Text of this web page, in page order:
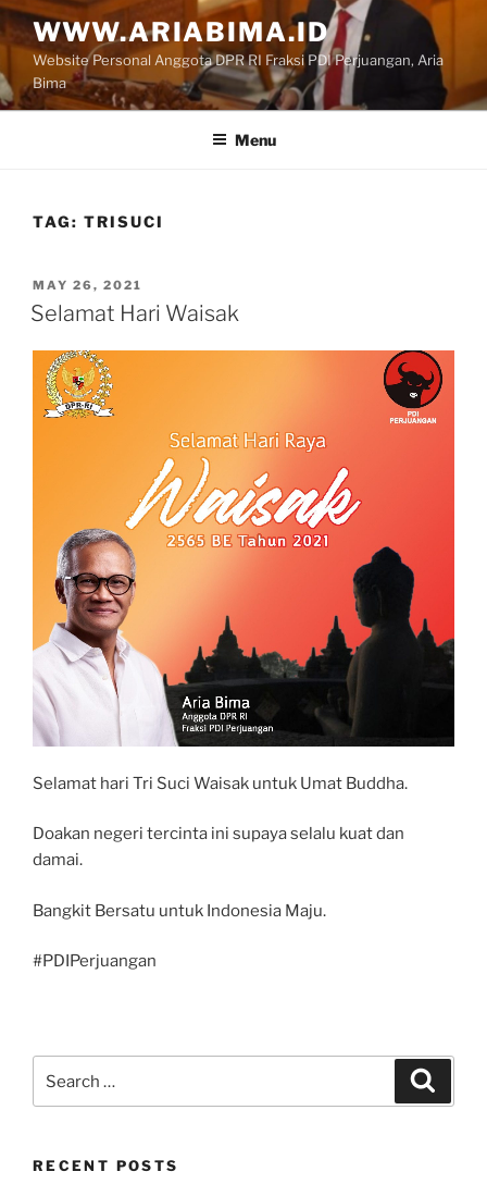
Skip
to
content
WWW.ARIABIMA.ID
Website Personal Anggota DPR RI Fraksi PDI Perjuangan, Aria
Bima
Menu
TAG: TRISUCI
POSTED
ON
MAY 26, 2021
Selamat Hari Waisak
Selamat hari Tri Suci Waisak untuk Umat Buddha.
Doakan negeri tercinta ini supaya selalu kuat dan
damai.
Bangkit Bersatu untuk Indonesia Maju.
#PDIPerjuangan
for:
RECENT POSTS